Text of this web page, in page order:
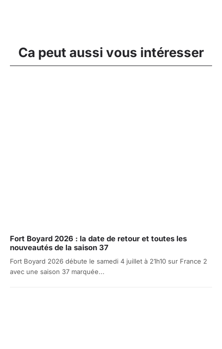
Ca peut aussi vous intéresser
Fort Boyard 2026 : la date de retour et toutes les
nouveautés de la saison 37
Fort Boyard 2026 débute le samedi 4 juillet à 21h10 sur France 2
avec une saison 37 marquée...